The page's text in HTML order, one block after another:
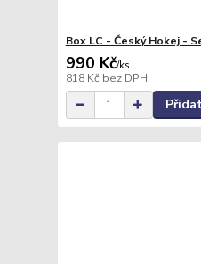
Box LC - Český Hokej -
990 Kč/ks
818 Kč bez DPH